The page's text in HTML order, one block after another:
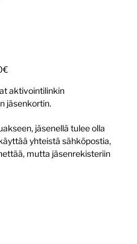
aktivointilinkin
jäsenkortin.
jäsenellä tulee olla
yhteistä sähköpostia,
mutta jäsenrekisteriin